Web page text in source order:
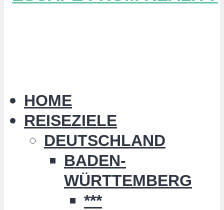
HOME
REISEZIELE
DEUTSCHLAND
BADEN-
WÜRTTEMBERG
***